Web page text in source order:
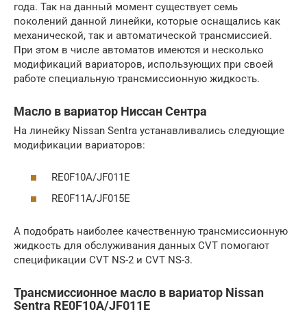
года. Так на данный момент существует семь
поколений данной линейки, которые оснащались как
механической, так и автоматической трансмиссией.
При этом в числе автоматов имеются и несколько
модификаций вариаторов, использующих при своей
работе специальную трансмиссионную жидкость.
Масло в вариатор Ниссан Сентра
На линейку Nissan Sentra устанавливались следующие
модификации вариаторов:
RE0F10A/JF011E
RE0F11A/JF015E
А подобрать наиболее качественную трансмиссионную
жидкость для обслуживания данных CVT помогают
спецификации CVT NS-2 и CVT NS-3.
Трансмиссионное масло в вариатор Nissan
Sentra RE0F10A/JF011E